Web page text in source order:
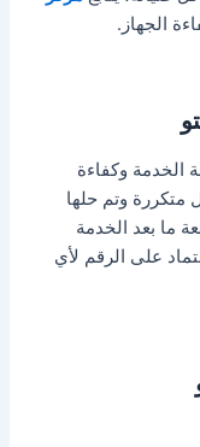
الجهاز.
الخدمة وكفاءة
متكررة وتم حلها
ما بعد الخدمة
على الرقم لأي